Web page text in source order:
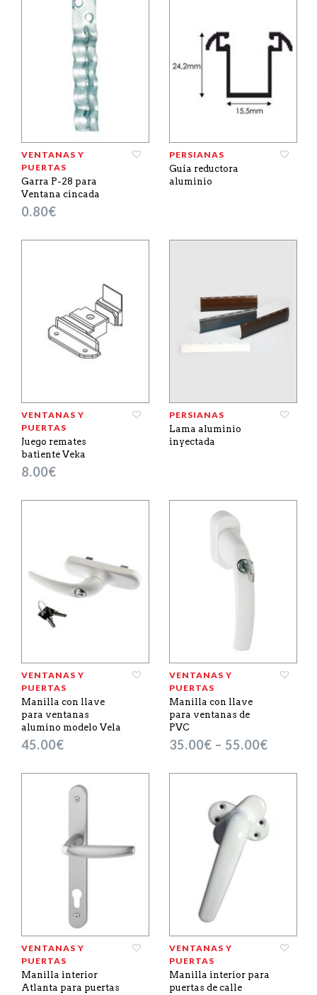
VENTANAS Y
PUERTAS
Garra P-28 para
Ventana cincada
0.80€
PERSIANAS
Guía reductora
aluminio
VENTANAS Y
PUERTAS
Juego remates
batiente Veka
8.00€
PERSIANAS
Lama aluminio
inyectada
VENTANAS Y
PUERTAS
Manilla con llave
para ventanas
alumino modelo Vela
45.00€
VENTANAS Y
PUERTAS
Manilla con llave
para ventanas de
PVC
35.00€ – 55.00€
VENTANAS Y
PUERTAS
Manilla interior
Atlanta para puertas
VENTANAS Y
PUERTAS
Manilla interior para
puertas de calle